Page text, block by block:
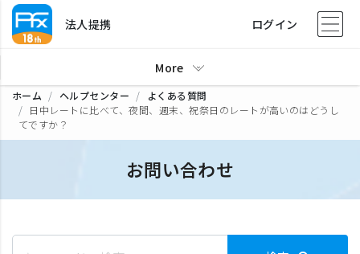
法人提携 ログイン
More
ホーム ヘルプセンター
よくある質問
日中レートに比べて、夜間、週末、祝祭日のレートが高いのはどうし
てですか？
お問い合わせ